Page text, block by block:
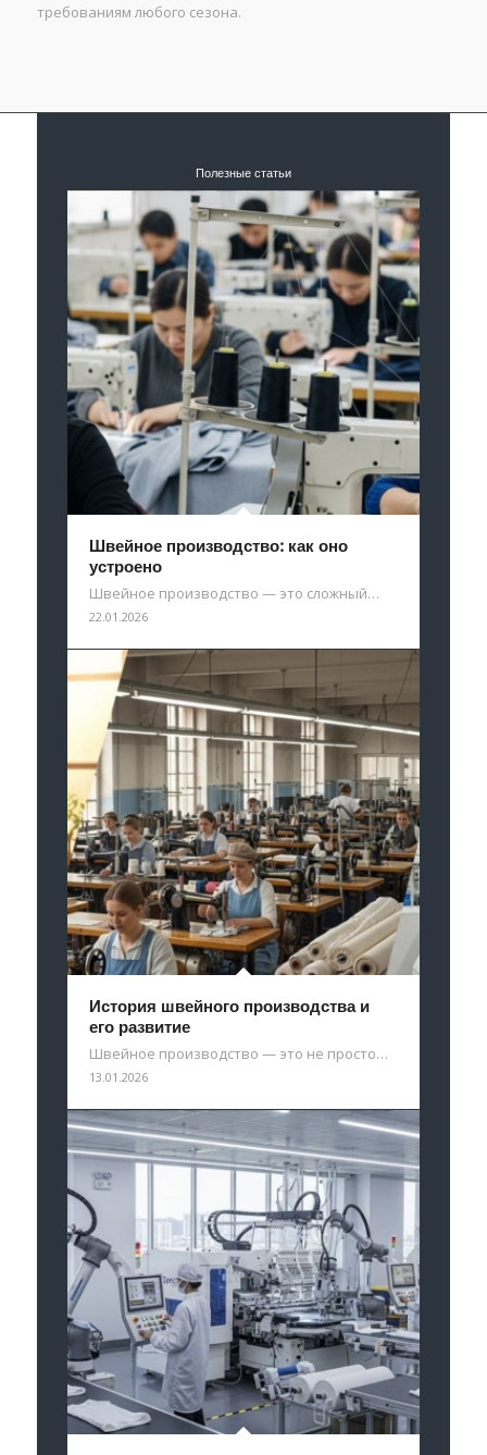
требованиям любого сезона.
Полезные статьи
Швейное производство: как оно
устроено
Швейное производство — это сложный…
22.01.2026
История швейного производства и
его развитие
Швейное производство — это не просто…
13.01.2026